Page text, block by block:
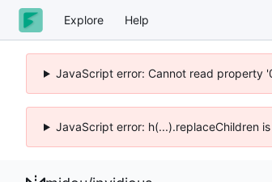
Explore Help
JavaScript error: Cannot read property
JavaScript error: h(...).replaceChildren